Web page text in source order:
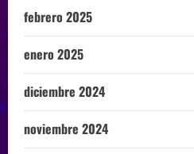
febrero 2025
enero 2025
diciembre 2024
noviembre 2024